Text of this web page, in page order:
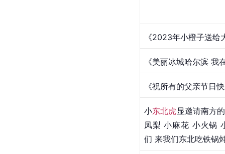
《2023年小橙子送给
《美丽冰城哈尔滨 我
《祝所有的父亲节日
小东北虎 显邀请南方
凤梨 小麻花 小火锅
们 来我们东北吃铁锅